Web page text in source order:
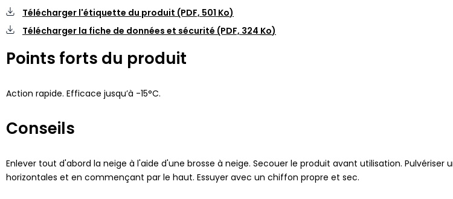
Télécharger l'étiquette du produit (PDF, 501 Ko)
Télécharger la fiche de données et sécurité (PDF, 324 Ko)
Points forts du produit
Action rapide. Efficace jusqu’à -15°C.
Conseils
Enlever tout d'abord la neige à l'aide d'une brosse à neige. Secouer le produit avant utilisation.
horizontales et en commençant par le haut. Essuyer avec un chiffon propre et sec.